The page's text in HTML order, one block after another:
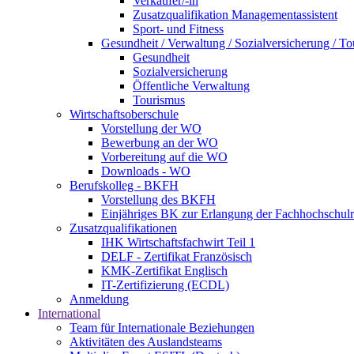
Zusatzqualifikation Managementassistent
Sport- und Fitness
Gesundheit / Verwaltung / Sozialversicherung /
Gesundheit
Sozialversicherung
Öffentliche Verwaltung
Tourismus
Wirtschaftsoberschule
Vorstellung der WO
Bewerbung an der WO
Vorbereitung auf die WO
Downloads - WO
Berufskolleg - BKFH
Vorstellung des BKFH
Einjähriges BK zur Erlangung der
Zusatzqualifikationen
IHK Wirtschaftsfachwirt Teil 1
DELF - Zertifikat Französisch
KMK-Zertifikat Englisch
IT-Zertifizierung (ECDL)
Anmeldung
International
Team für Internationale Beziehungen
Aktivitäten des Auslandsteams